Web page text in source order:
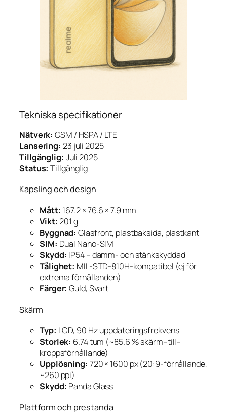
Tekniska specifikationer
Nätverk: GSM / HSPA / LTE
Lansering: 23 juli 2025
Tillgänglig: Juli 2025
Status: Tillgänglig
Kapsling och design
Mått: 167.2 × 76.6 × 7.9 mm
Vikt:201 g
Byggnad: Glasfront, plastbaksida, plastkant
SIM: Dual Nano-SIM
Skydd: IP54 – damm- och stänkskyddad
Tålighet: MIL-STD-810H-kompatibel (ej för
extrema förhållanden)
Färger: Guld, Svart
Skärm
Typ: LCD, 90 Hz uppdateringsfrekvens
Storlek: 6.74 tum (~85.6 % skärm–till–
kroppsförhållande)
Upplösning: 720 × 1600 px (20:9-förhållande,
~260 ppi)
Skydd: Panda Glass
Plattform och prestanda